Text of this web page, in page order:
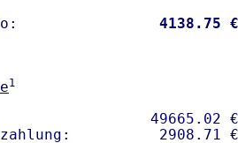
Brutto: 4138.75 €
1
49665.02